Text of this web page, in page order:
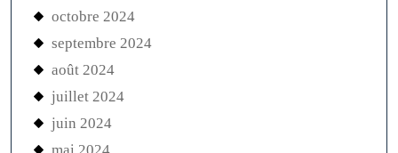
octobre 2024
septembre 2024
août 2024
juillet 2024
juin 2024